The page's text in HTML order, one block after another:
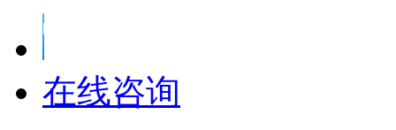
在线咨询